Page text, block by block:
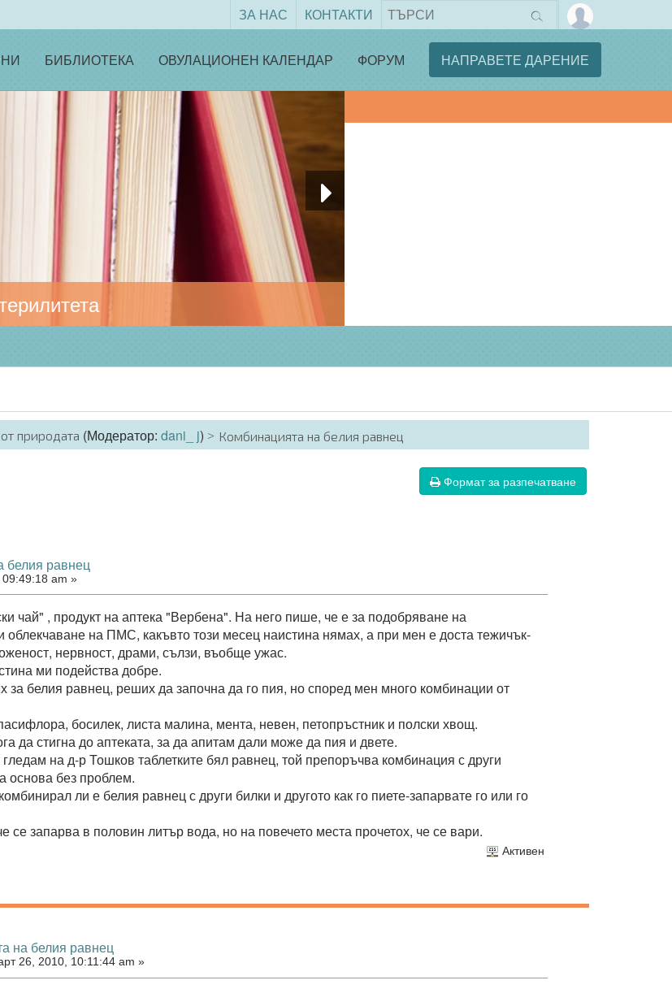
ЗА НАС КОНТАКТИ
БИБЛИОТЕКА ОВУЛАЦИОНЕН КАЛЕНДАР ФОРУМ НАПРАВЕТЕ ДАРЕНИЕ
природата (Модератор:dani_ j) Комбинацията на белия равнец
Формат за разпечатване
белия равнец
am »
чай" , продукт на аптека "Вербена". На него пише, че е за подобряване на
облекчаване на ПМС, какъвто този месец наистина нямах, а при мен е доста тежичък-
нервност, драми, сълзи, въобще ужас.
ми подейства добре.
за белия равнец, реших да започна да го пия, но според мен много комбинации от
босилек, листа малина, мента, невен, петопръстник и полски хвощ.
да стигна до аптеката, за да апитам дали може да пия и двете.
гледам на д-р Тошков таблетките бял равнец, той препоръчва комбинация с други
основа без проблем.
ли е белия равнец с други билки и другото как го пиете-запарвате го или го
се запарва в половин литър вода, но на повечето места прочетох, че се вари.
Активен
на белия равнец
26, 2010, 10:11:44 am »